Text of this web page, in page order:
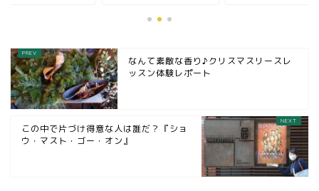
なんて素敵な香り♪クリスマスリースレ
ッスン体験レポート
この中で片づけ得意な人は誰だ？『ショ
ウ・マスト・ゴー・オン』